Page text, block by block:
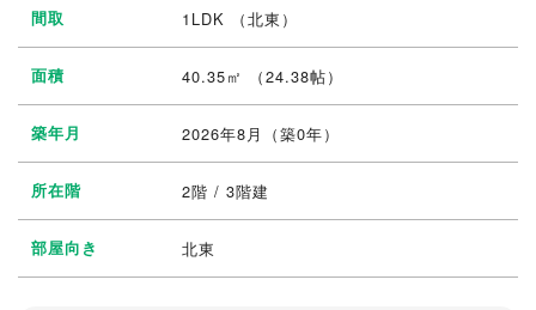
間取 1LDK （北東）
面積 40.35㎡ （24.38帖）
築年月 2026年8月（築0年）
所在階 2階 / 3階建
部屋向き 北東